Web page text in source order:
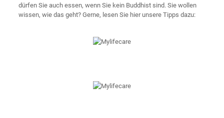
dürfen Sie auch essen, wenn Sie kein Buddhist sind. Sie wollen
wissen, wie das geht? Gerne, lesen Sie hier unsere Tipps dazu: